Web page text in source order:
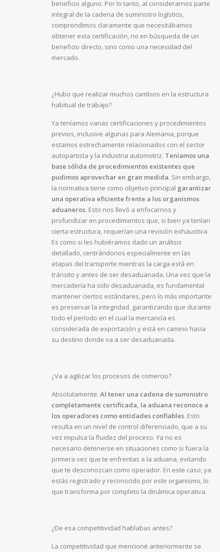
beneficio alguno. Por lo tanto, al considerarnos parte
integral de la cadena de suministro logístico,
comprendimos claramente que necesitábamos
obtener esta certificación, no en búsqueda de un
beneficio directo, sino como una necesidad del
mercado.
¿Hubo que realizar muchos cambios en la estructura
habitual de trabajo?
Ya teníamos varias certificaciones y procedimientos
previos, inclusive algunas para Alemania, porque
estamos estrechamente relacionados con el sector
autopartista y la industria automotriz. Teníamos una
base sólida de procedimientos existentes que
pudimos aprovechar en gran medida. Sin embargo,
la normativa tiene como objetivo principal garantizar
una operativa eficiente frente a los organismos
aduaneros. Esto nos llevó a enfocarnos y
profundizar en procedimientos que, si bien ya tenían
cierta estructura, requerían una revisión exhaustiva.
Es como si les hubiéramos dado un análisis
detallado, centrándonos especialmente en las
etapas del transporte mientras la carga está en
tránsito y antes de ser desaduanada. Una vez que la
mercadería ha sido desaduanada, es fundamental
mantener ciertos estándares, pero lo más importante
es preservar la integridad, garantizando que durante
todo el período en el cual la mercancía es
considerada de exportación y está en camino hacia
su destino donde va a ser desaduanada.
¿Va a agilizar los procesos de comercio?
Absolutamente. Al tener una cadena de suministro
completamente certificada, la aduana reconoce a
los operadores como entidades confiables. Esto
resulta en un nivel de control diferenciado, que a su
vez impulsa la fluidez del proceso. Ya no es
necesario detenerse en situaciones como si fuera la
primera vez que te enfrentas a la aduana, evitando
que te desconozcan como operador. En este caso, ya
estás registrado y reconocido por este organismo, lo
que transforma por completo la dinámica operativa.
¿De esa competitividad hablabas antes?
La competitividad que mencioné anteriormente se